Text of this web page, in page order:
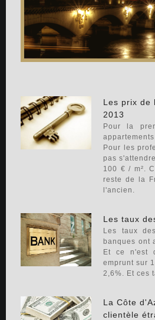
Les prix de
2013
Pour la
Pour les
pas
100 € / m².
reste de la
l'ancien.
Les taux
Les taux
banques ont
Et ce n'est
emprunt sur
2,6%. Et ces
La Côte
clientèle